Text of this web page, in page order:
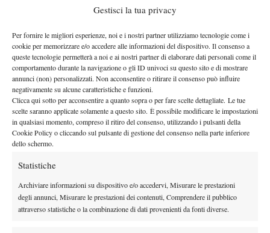
Gestisci la tua privacy
Per fornire le migliori esperienze, noi e i nostri partner utilizziamo tecnologie come i
cookie per memorizzare e/o accedere alle informazioni del dispositivo. Il consenso a
queste tecnologie permetterà a noi e ai nostri partner di elaborare dati personali come il
comportamento durante la navigazione o gli ID univoci su questo sito e di mostrare
annunci (non) personalizzati. Non acconsentire o ritirare il consenso può influire
negativamente su alcune caratteristiche e funzioni.
Clicca qui sotto per acconsentire a quanto sopra o per fare scelte dettagliate. Le tue
scelte saranno applicate solamente a questo sito. È possibile modificare le impostazioni
in qualsiasi momento, compreso il ritiro del consenso, utilizzando i pulsanti della
Cookie Policy o cliccando sul pulsante di gestione del consenso nella parte inferiore
dello schermo.
Statistiche
Archiviare informazioni su dispositivo e/o accedervi, Misurare le prestazioni
degli annunci, Misurare le prestazioni dei contenuti, Comprendere il pubblico
attraverso statistiche o la combinazione di dati provenienti da fonti diverse.
L’ENTRY LIST AGGIORNATA
Gigante diventa il settimo tennista italiano in main draw,
andando ad aggiungersi ad Arnaldi, Bellucci, Cobolli, Darderi,
Musetti e Sonego. Oltre al già noto forfait di Jannik Sinner, è
infattisopraggiunta nelle ultime ore anche la notizia della
cancellazione dal torneo da parte di Matteo Berrettini.L’ex
top-10 della classifica ATP non gioca da Wimbledon e nel corso
del mese di luglio aveva già rinunciato alla difesa dei titoli